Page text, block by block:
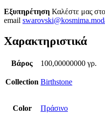
Εξυπηρέτηση Καλέστε μας
email
Χαρακτηριστικά
Βάρος 100,00000000 γρ.
Collection Birthstone
Color Πράσινο